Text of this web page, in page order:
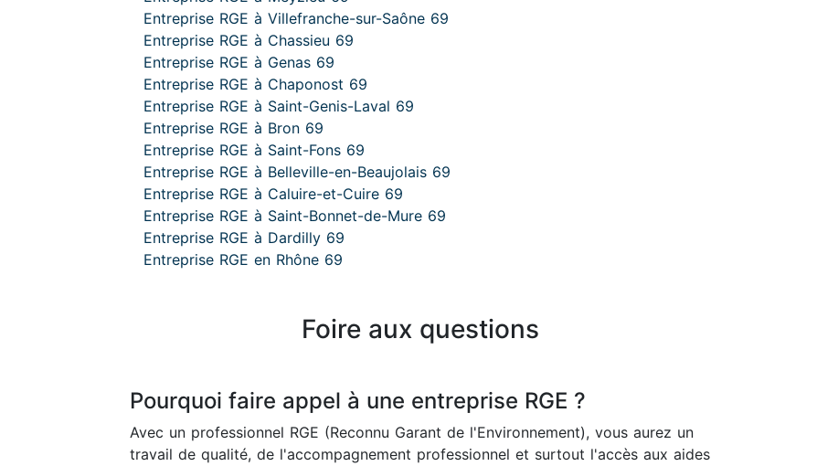
Entreprise RGE à Villefranche-sur-Saône 69
Entreprise RGE à Chassieu 69
Entreprise RGE à Genas 69
Entreprise RGE à Chaponost 69
Entreprise RGE à Saint-Genis-Laval 69
Entreprise RGE à Bron 69
Entreprise RGE à Saint-Fons 69
Entreprise RGE à Belleville-en-Beaujolais 69
Entreprise RGE à Caluire-et-Cuire 69
Entreprise RGE à Saint-Bonnet-de-Mure 69
Entreprise RGE à Dardilly 69
Entreprise RGE en Rhône 69
Foire aux questions
Pourquoi faire appel à une entreprise RGE ?
Avec un professionnel RGE (Reconnu Garant de l'Environnement), vous aurez un
travail de qualité, de l'accompagnement professionnel et surtout l'accès aux aides